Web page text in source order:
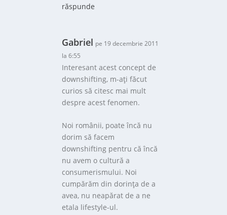
răspunde
Gabriel pe 19 decembrie 2011
la 6:55
Interesant acest concept de
downshifting, m-aţi făcut
curios să citesc mai mult
despre acest fenomen.
Noi românii, poate încă nu
dorim să facem
downshifting pentru că încă
nu avem o cultură a
consumerismului. Noi
cumpărăm din dorinţa de a
avea, nu neapărat de a ne
etala lifestyle-ul.